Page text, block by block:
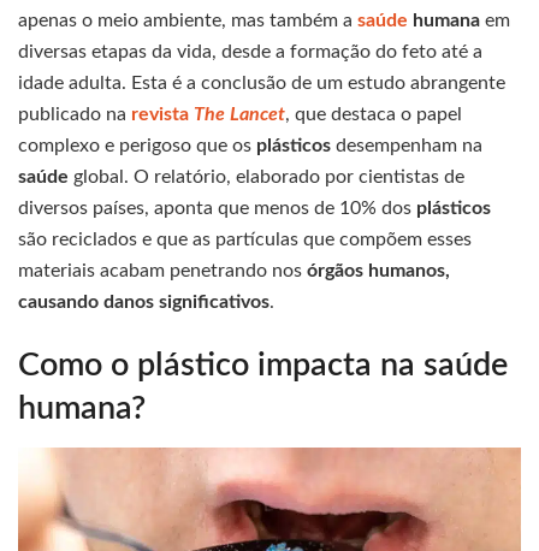
apenas o meio ambiente, mas também a saúde humana em
diversas etapas da vida, desde a formação do feto até a
idade adulta. Esta é a conclusão de um estudo abrangente
publicado na revista The Lancet, que destaca o papel
complexo e perigoso que os plásticos desempenham na
saúde global. O relatório, elaborado por cientistas de
diversos países, aponta que menos de 10% dos plásticos
são reciclados e que as partículas que compõem esses
materiais acabam penetrando nos órgãos humanos,
causando danos significativos.
Como o plástico impacta na saúde
humana?